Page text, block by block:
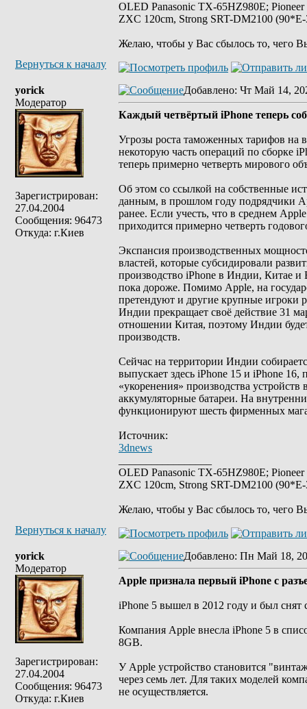
OLED Panasonic TX-65HZ980E;
ZXC 120cm, Strong SRT-DM2100
Желаю, чтобы у Вас сбылось то, чего
Вернуться к началу
yorick
Модератор
Зарегистрирован:
27.04.2004
Сообщения: 96473
Откуда: г.Киев
Добавлено: Чт Май 14,
Каждый четвёртый iPhone теперь
Угрозы роста таможенных тарифов на
некоторую часть операций по сборке
теперь примерно четверть мирового
Об этом со ссылкой на собственные
данным, в прошлом году подрядчики
ранее. Если учесть, что в среднем
приходится примерно четверть
Экспансия производственных
властей, которые субсидировали
производство iPhone в Индии, Китае и
пока дороже. Помимо Apple, на
претендуют и другие крупные игроки
Индии прекращает своё действие 31
отношении Китая, поэтому Индии
производств.
Сейчас на территории Индии
выпускает здесь iPhone 15 и iPhone
«укоренения» производства
аккумуляторные батареи. На
функционируют шесть фирменных
Источник:
3dnews
OLED Panasonic TX-65HZ980E;
ZXC 120cm, Strong SRT-DM2100
Желаю, чтобы у Вас сбылось то, чего
Вернуться к началу
yorick
Модератор
Зарегистрирован:
27.04.2004
Сообщения: 96473
Откуда: г.Киев
Добавлено: Пн Май 18,
Apple признала первый iPhone с
iPhone 5 вышел в 2012 году и был снят
Компания Apple внесла iPhone 5 в
8GB.
У Apple устройство становится
через семь лет. Для таких моделей
не осуществляется.